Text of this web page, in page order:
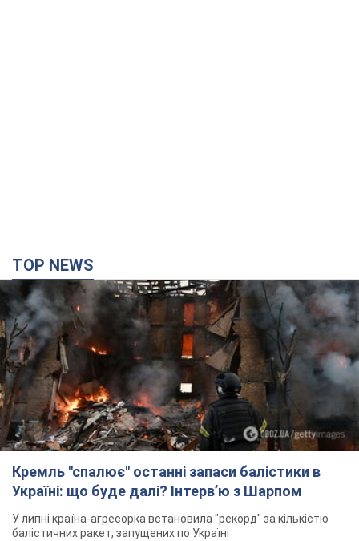
TOP NEWS
Кремль "спалює" останні запаси балістики в
Україні: що буде далі? Інтерв’ю з Шарпом
У липні країна-агресорка встановила "рекорд" за кількістю
балістичних ракет, запущених по Україні